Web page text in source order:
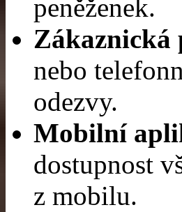
peněženek.
Zákaznická
nebo
odezvy.
Mobilní
dostupnost
z mobilu.